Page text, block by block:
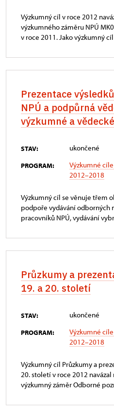
Výzkumný cíl v roce 2012
výzkumného záměru NPÚ
v roce 2011. Jako výzkumný
Prezentace
NPÚ a podpůrná
výzkumné a
STAV: ukončené
PROGRAM:
Výzkumné
2012–2018
Výzkumný cíl se věnuje třem
podpoře vydávání odborných
pracovníků NPÚ, vydávání
Průzkumy a
19. a 20. století
STAV: ukončené
PROGRAM:
Výzkumné
2012–2018
Výzkumný cíl Průzkumy a
20. století v roce 2012
výzkumný záměr Odborné